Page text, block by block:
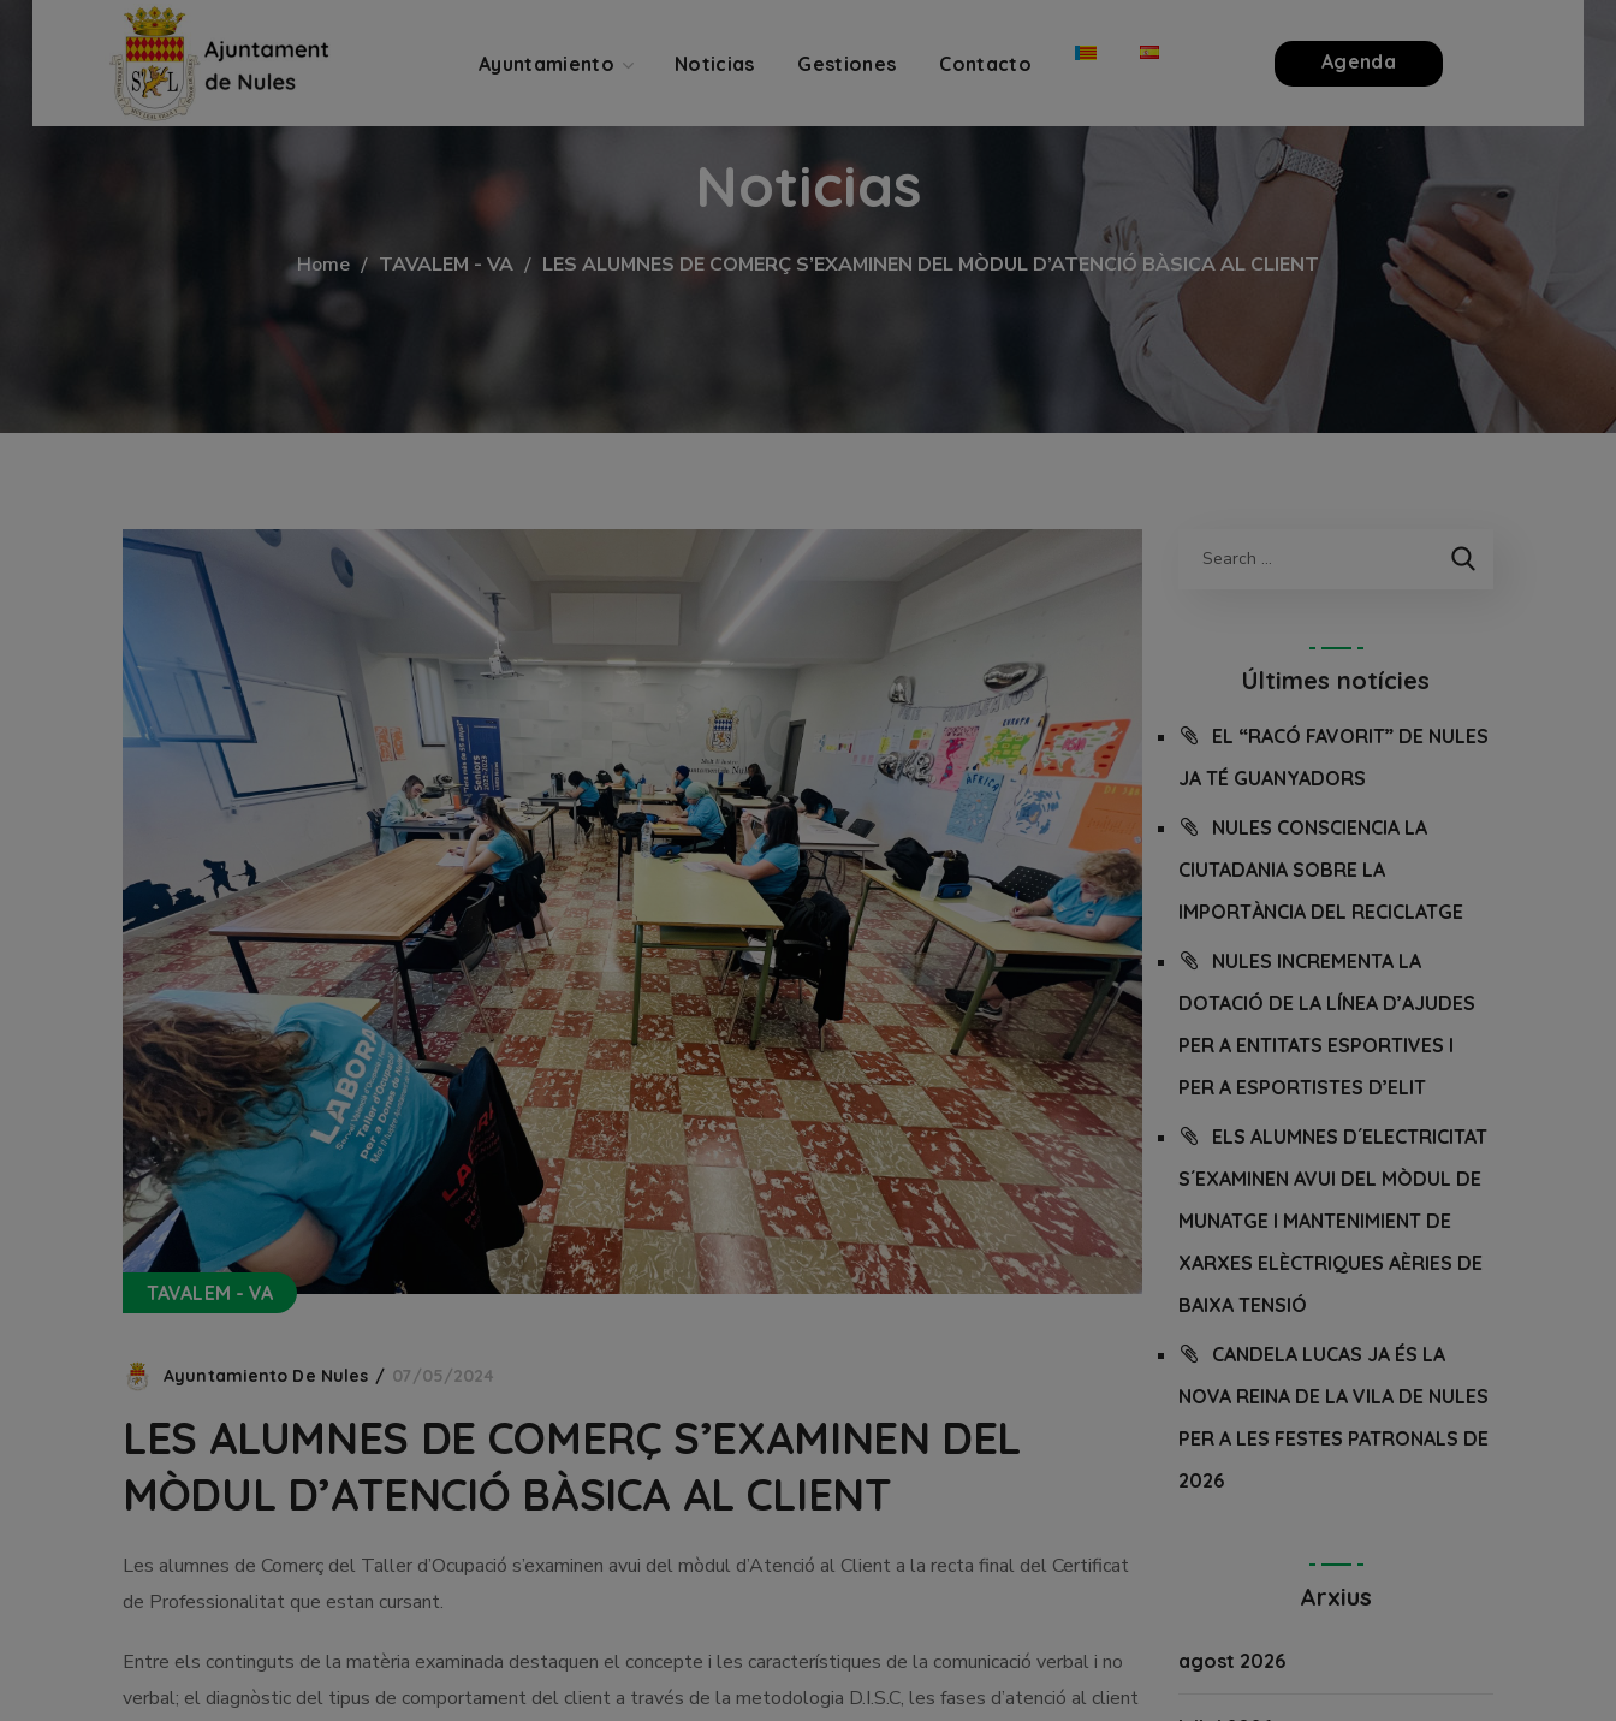
Ayuntamiento Noticias Gestiones Contacto Agenda
Noticias
Home TAVALEM - VA LES ALUMNES DE COMERÇ S’EXAMINEN DEL MÒDUL D’ATENCIÓ BÀSICA AL CLIENT
TAVALEM - VA
Ayuntamiento De Nules 07/05/2024
LES ALUMNES DE COMERÇ S’EXAMINEN DEL
MÒDUL D’ATENCIÓ BÀSICA AL CLIENT
Les alumnes de Comerç del Taller d’Ocupació s’examinen avui del mòdul d’Atenció al Client a la recta final del Certificat
de Professionalitat que estan cursant.
Entre els continguts de la matèria examinada destaquen el concepte i les característiques de la comunicació verbal i no
verbal; el diagnòstic del tipus de comportament del client a través de la metodologia D.I.S.C, les fases d’atenció al client
Últimes notícies
EL “RACÓ FAVORIT” DE NULES
JA TÉ GUANYADORS
NULES CONSCIENCIA LA
CIUTADANIA SOBRE LA
IMPORTÀNCIA DEL RECICLATGE
NULES INCREMENTA LA
DOTACIÓ DE LA LÍNEA D’AJUDES
PER A ENTITATS ESPORTIVES I
PER A ESPORTISTES D’ELIT
ELS ALUMNES D´ELECTRICITAT
S´EXAMINEN AVUI DEL MÒDUL DE
MUNATGE I MANTENIMIENT DE
XARXES ELÈCTRIQUES AÈRIES DE
BAIXA TENSIÓ
CANDELA LUCAS JA ÉS LA
NOVA REINA DE LA VILA DE NULES
PER A LES FESTES PATRONALS DE
2026
Arxius
agost 2026